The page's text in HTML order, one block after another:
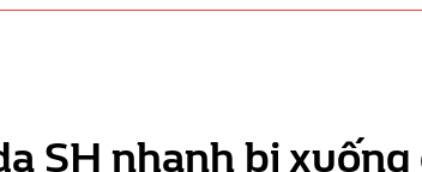
SH nhanh bị xuống